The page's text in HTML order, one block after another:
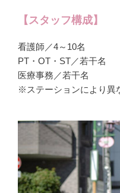
【スタッフ構成】
看護師／4～10名
PT・OT・ST／若干名
医療事務／若干名
※ステーションにより異